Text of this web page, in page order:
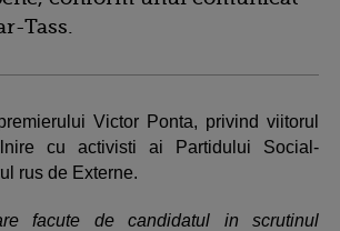
Tass.
Victor Ponta, privind viitorul
cu activisti ai Partidului Social-
rus de Externe.
facute de candidatul in scrutinul